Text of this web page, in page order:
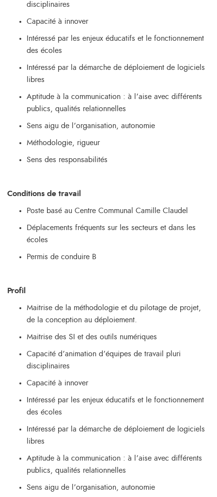
disciplinaires
Capacité à innover
Intéressé par les enjeux éducatifs et le fonctionnement
des écoles
Intéressé par la démarche de déploiement de logiciels
libres
Aptitude à la communication : à l’aise avec différents
publics, qualités relationnelles
Sens aigu de l’organisation, autonomie
Méthodologie, rigueur
Sens des responsabilités
Conditions de travail
Poste basé au Centre Communal Camille Claudel
Déplacements fréquents sur les secteurs et dans les
écoles
Permis de conduire B
Profil
Maitrise de la méthodologie et du pilotage de projet,
de la conception au déploiement.
Maitrise des SI et des outils numériques
Capacité d’animation d’équipes de travail pluri
disciplinaires
Capacité à innover
Intéressé par les enjeux éducatifs et le fonctionnement
des écoles
Intéressé par la démarche de déploiement de logiciels
libres
Aptitude à la communication : à l’aise avec différents
publics, qualités relationnelles
Sens aigu de l’organisation, autonomie